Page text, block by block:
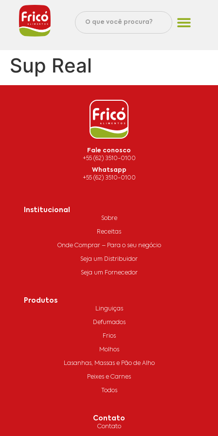
Sup Real
Fale conosco
+55 (62) 3510-0100
Whatsapp
+55 (62) 3510-0100
Institucional
Sobre
Receitas
Onde Comprar – Para o seu negócio
Seja um Distribuidor
Seja um Fornecedor
Produtos
Linguiças
Defumados
Frios
Molhos
Lasanhas, Massas e Pão de Alho
Peixes e Carnes
Todos
Contato
Contato